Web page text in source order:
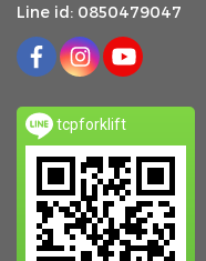
Line id: 0850479047
tcpforklift